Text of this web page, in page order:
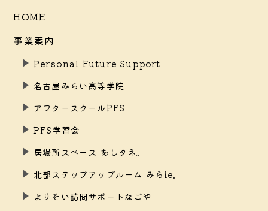
HOME
事業案内
Personal Future Support
名古屋みらい高等学院
アフタースクールPFS
PFS学習会
居場所スペース あしタネ。
北部ステップアップルーム みらie.
よりそい訪問サポートなごや